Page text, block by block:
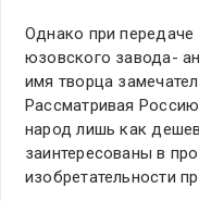
Однако при передаче
юзовского завода-
имя творца
Рассматривая
народ лишь как
заинтересованы в
изобретательности